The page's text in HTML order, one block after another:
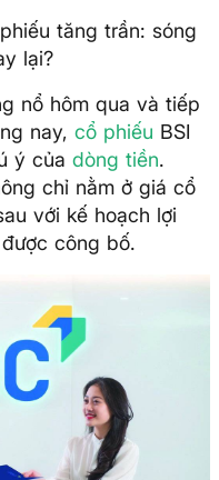
tăng trần: sóng
lại?
nổ hôm qua và tiếp
nay, cổ phiếu BSI
ý của dòng tiền.
chỉ nằm ở giá cổ
với kế hoạch lợi
công bố.